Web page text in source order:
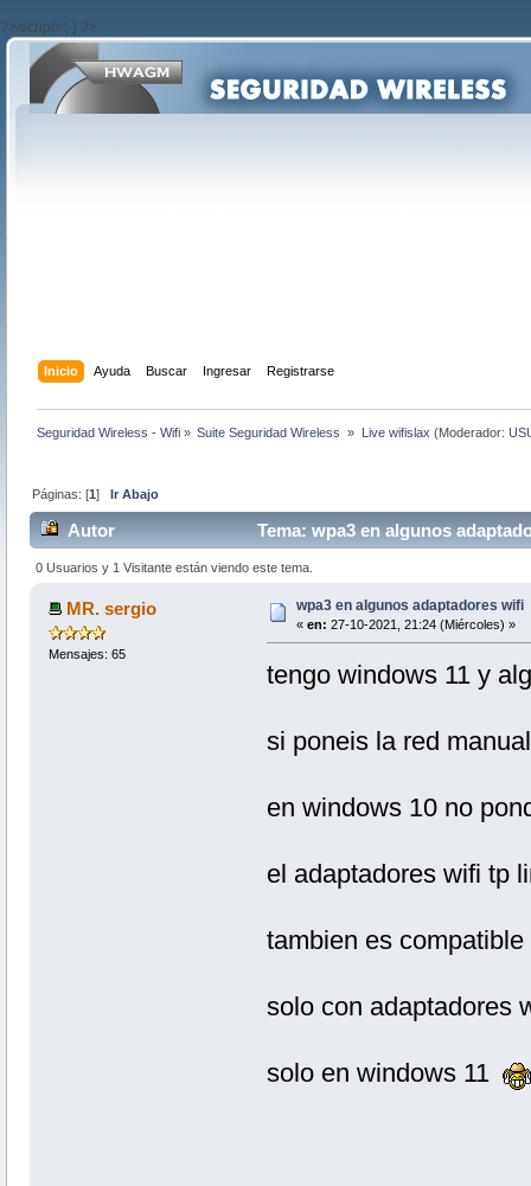
?>/script>'; } ?>
Inicio Ayuda Buscar Ingresar Registrarse
Seguridad Wireless - Wifi » Suite Seguridad Wireless » Live wifislax (Moderador:
Páginas: [1]Ir Abajo
Autor Tema: wpa3 en algunos
0 Usuarios y 1 Visitante están viendo este tema.
MR. sergio
Mensajes: 65
wpa3 en algunos adaptadores wifi
« en: 27-10-2021, 21:24 (Miércoles) »
tengo windows 11 y
si poneis la red
en windows 10 no
el adaptadores wifi tp
tambien es
solo con adaptadores
solo en windows 11